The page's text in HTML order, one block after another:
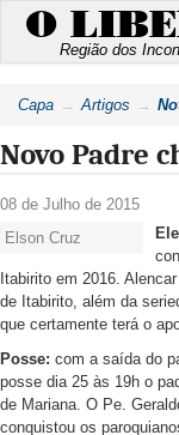
O
Região dos
Capa Artigos
Novo Padre
08 de Julho de 2015
Elson Cruz
Itabirito em 2016.
de Itabirito, além da
que certamente terá o
Posse: com a saída do
posse dia 25 às 19h o
de Mariana. O Pe.
conquistou os